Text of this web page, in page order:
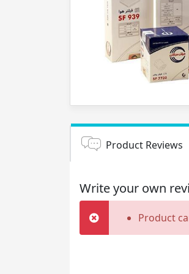
Product Reviews
Write your own
Product